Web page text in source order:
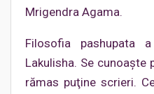
Mrigendra Agama.
Filosofia pashupata
Lakulisha. Se cunoaşte
rămas puţine scrieri.